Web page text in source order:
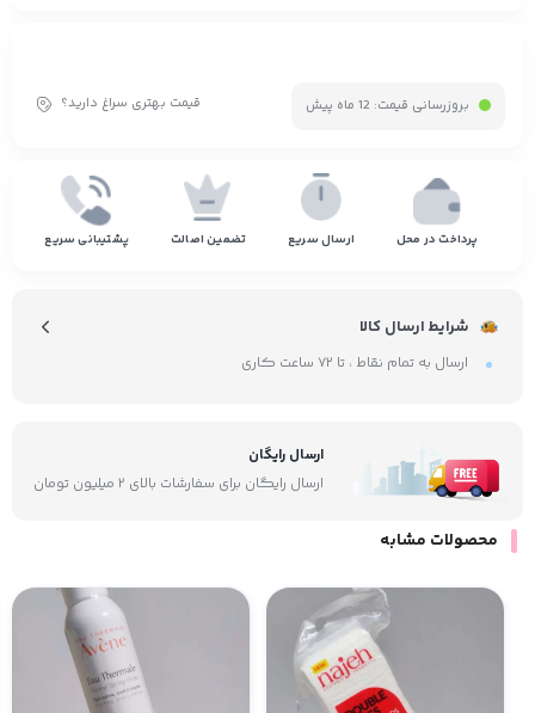
بروزرسانی قیمت: 12 ماه پیش قیمت بهتری سراغ دارید؟
پرداخت در محل ارسال سریع تضمین اصالت پشتیبانی سریع
شرایط ارسال کالا
ارسال به تمام نقاط ، تا ۷۲ ساعت کاری
ارسال رایگان
ارسال رایگان برای سفارشات بالای ۲ میلیون تومان
محصولات مشابه